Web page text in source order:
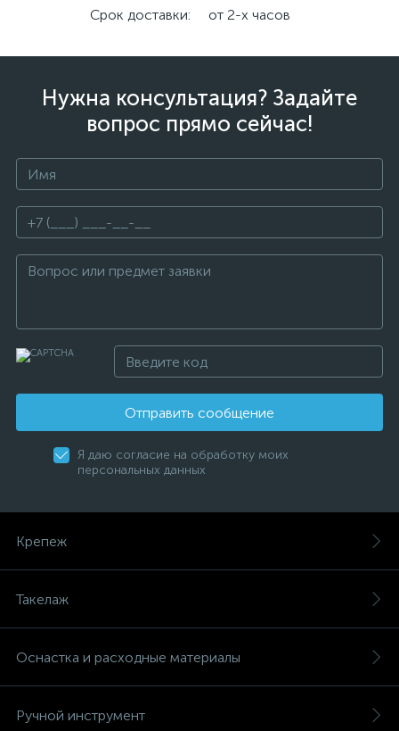
Срок доставки:
от 2-х часов
Нужна консультация? Задайте
вопрос прямо сейчас!
Отправить сообщение
Я даю согласие на обработку моих
персональных данных
Крепеж
Такелаж
Оснастка и расходные материалы
Ручной инструмент